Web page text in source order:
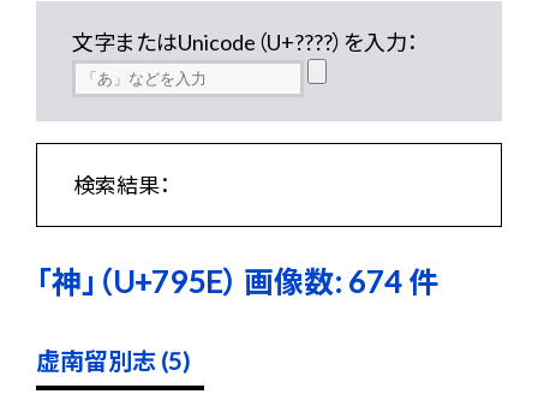
文字またはUnicode（U+????）を入力：
検索結果：
「神」（U+795E） 画像数: 674 件
虚南留別志 (5)